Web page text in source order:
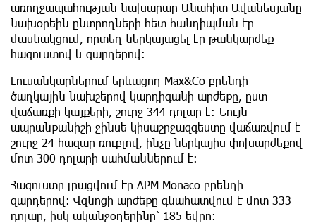
առողջապահության նախարար Անահիտ Ավանեսյանը
նախօրեին ընտրողների հետ հանդիպման էր
մասնակցում, որտեղ ներկայացել էր թանկարժեք
հագուստով և զարդերով։
Լուսանկարներում երևացող Max&Co բրենդի
ծաղկային նախշերով կարդիգանի արժեքը, ըստ
վաճառքի կայքերի, շուրջ 344 դոլար է։ Նույն
ապրանքանիշի ջինսե կիսաշրջազգեստը վաճառվում է
շուրջ 24 հազար ռուբլով, ինչը ներկայիս փոխարժեքով
մոտ 300 դոլարի սահմաններում է։
Հագուստը լրացվում էր APM Monaco բրենդի
զարդերով։ Վզնոցի արժեքը գնահատվում է մոտ 333
դոլար, իսկ ականջօղերինը՝ 185 եվրո։